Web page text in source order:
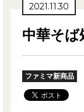
2021.11.30
中華そ
ファミマ新商品